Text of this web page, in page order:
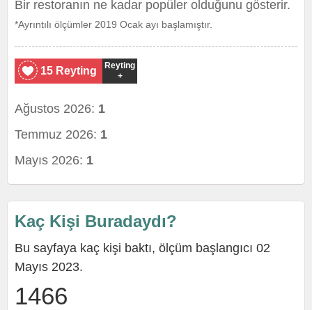
Bir restoranın ne kadar popüler olduğunu gösterir.
*Ayrıntılı ölçümler 2019 Ocak ayı başlamıştır.
15 Reyting
Reyting
+
Ağustos 2026: 1
Temmuz 2026: 1
Mayıs 2026: 1
Kaç Kişi Buradaydı?
Bu sayfaya kaç kişi baktı, ölçüm başlangıcı 02
Mayıs 2023.
1466